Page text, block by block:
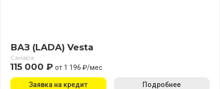
ВАЗ (LADA) Vesta
Самара
115 000 ₽ от 1 196 ₽/мес
Заявка на кредит Подробнее